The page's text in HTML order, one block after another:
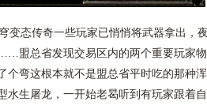
变态传奇一些玩家已悄悄将武器拿出，
盟总省发现交易区内的两个重要玩家
个弯这根本就不是盟总省平时吃的那种
水生屠龙，一开始老曷听到有玩家跟着